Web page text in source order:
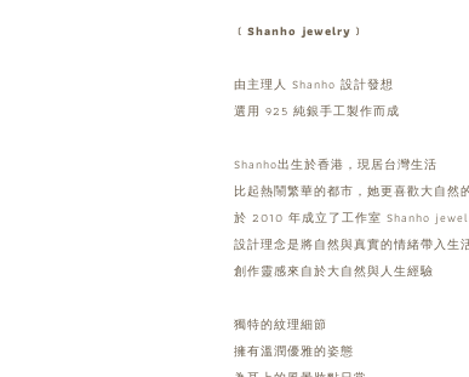
﹝Shanho jewelry﹞
由主理人 Shanho 設計發想
選用 925 純銀手工製作而成
Shanho出生於香港，現居台灣生活
比起熱鬧繁華的都市，她更喜歡大自然
於 2010 年成立了工作室 Shanho
設計理念是將自然與真實的情緒帶入生
創作靈感來自於大自然與人生經驗
獨特的紋理細節
擁有溫潤優雅的姿態